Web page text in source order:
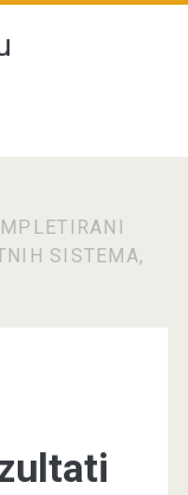
SISTEMA,